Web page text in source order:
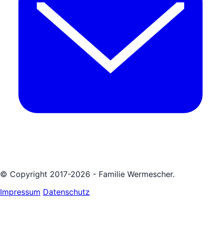
© Copyright 2017-2026 - Familie Wermescher.
Impressum Datenschutz